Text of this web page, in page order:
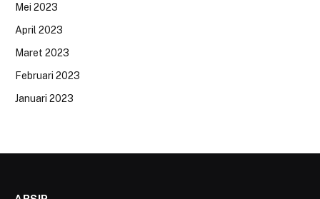
Mei 2023
April 2023
Maret 2023
Februari 2023
Januari 2023